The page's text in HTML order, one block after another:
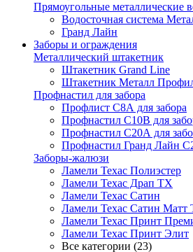
Прямоугольные металлические
Водосточная система
Гранд Лайн
Заборы и ограждения
Металлический штакетник
Штакетник Grand Line
Штакетник Металл
Профнастил для забора
Профлист С8А для забора
Профнастил С10В для
Профнастил С20А для
Профнастил Гранд Лайн
Заборы-жалюзи
Ламели Техас Полиэстер
Ламели Техас Драп ТХ
Ламели Техас Сатин
Ламели Техас Сатин Матт
Ламели Техас Принт
Ламели Техас Принт Элит
Все категории (23)